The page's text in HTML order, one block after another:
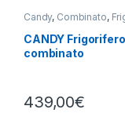
Candy, Combinato,
Libera Installazione
CANDY Frigorifero
combinato
439,00€